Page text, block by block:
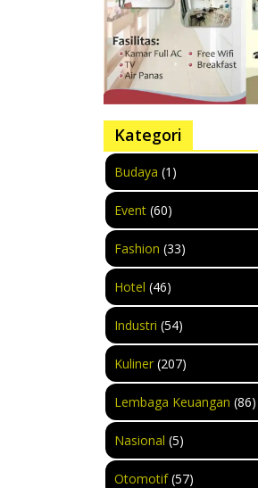
Kategori
Budaya (1)
Event(60)
Fashion (33)
Hotel (46)
Industri (54)
Kuliner(207)
Lembaga Keuangan (86)
Nasional (5)
Otomotif(57)